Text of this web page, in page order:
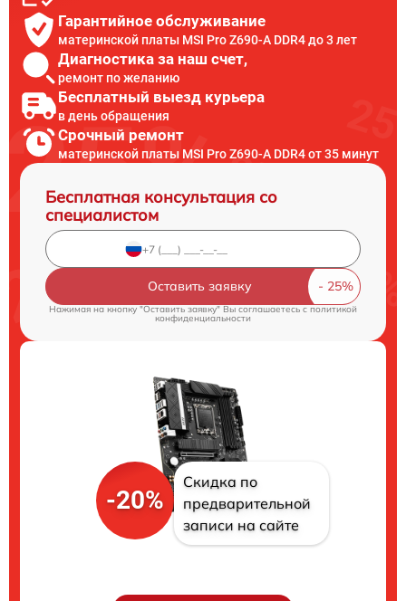
Гарантийное обслуживание
материнской платы MSI Pro Z690-A DDR4 до 3 лет
Диагностика за наш счет,
ремонт по желанию
Бесплатный выезд курьера
в день обращения
Срочный ремонт
материнской платы MSI Pro Z690-A DDR4 от 35 минут
Бесплатная консультация со
специалистом
Оставить заявку
Нажимая на кнопку "Оставить заявку" Вы соглашаетесь cполитикой
конфиденциальности
-20%
Скидка по
предварительной
записи на сайте